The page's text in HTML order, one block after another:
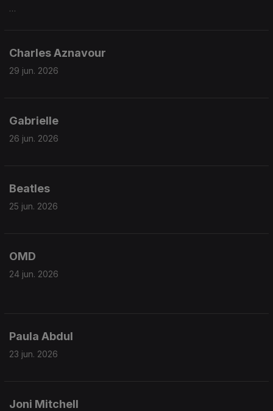
Charles Aznavour
29 jun. 2026
Gabrielle
26 jun. 2026
Beatles
25 jun. 2026
OMD
24 jun. 2026
Paula Abdul
23 jun. 2026
Joni Mitchell